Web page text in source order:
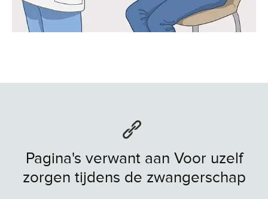
Pagina's verwant aan Voor uzelf
zorgen tijdens de zwangerschap